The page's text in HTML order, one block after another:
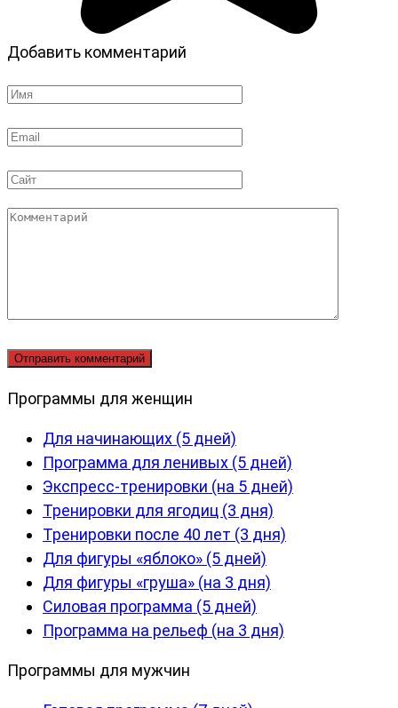
Добавить комментарий
Имя
Email
Сайт
Комментарий
Программы для женщин
Для начинающих (5 дней)
Программа для ленивых (5 дней)
Экспресс-тренировки (на 5 дней)
Тренировки для ягодиц (3 дня)
Тренировки после 40 лет (3 дня)
Для фигуры «яблоко» (5 дней)
Для фигуры «груша» (на 3 дня)
Силовая программа (5 дней)
Программа на рельеф (на 3 дня)
Программы для мужчин